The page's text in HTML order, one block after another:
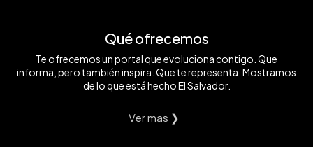
Qué ofrecemos
Te ofrecemos un portal que evoluciona contigo. Que
informa, pero también inspira. Que te representa. Mostramos
de lo que está hecho El Salvador.
Ver mas ❯